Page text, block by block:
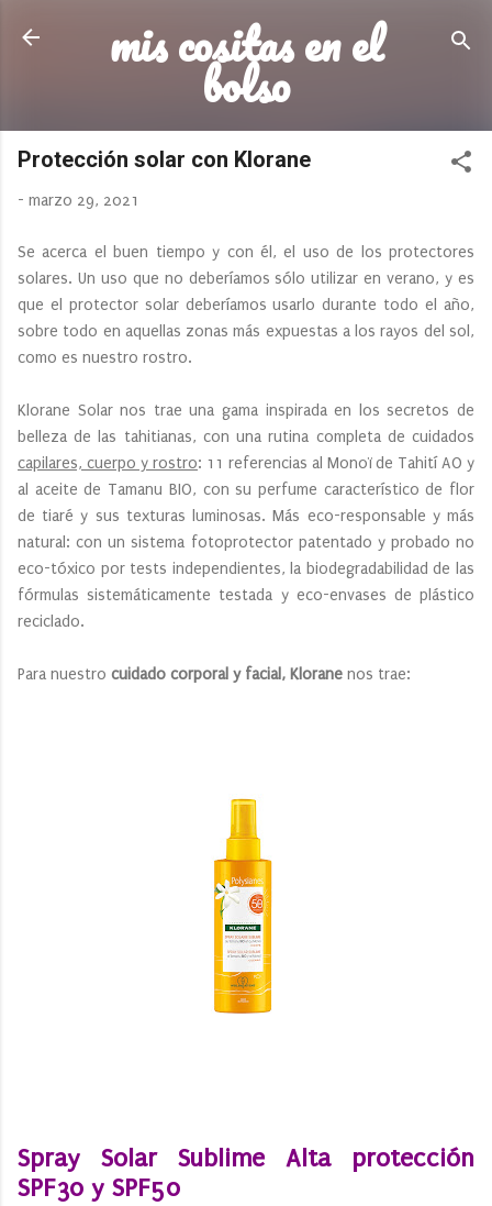
Ir al contenido principal
mis cositas en el
bolso
Protección solar con Klorane
- marzo 29, 2021
Se acerca el buen tiempo y con él, el uso de los protectores
solares. Un uso que no deberíamos sólo utilizar en verano, y es
que el protector solar deberíamos usarlo durante todo el año,
sobre todo en aquellas zonas más expuestas a los rayos del sol,
como es nuestro rostro.
Klorane Solar nos trae una gama inspirada en los secretos de
belleza de las tahitianas, con una rutina completa de cuidados
capilares, cuerpo y rostro: 11 referencias al Monoï de Tahití AO y
al aceite de Tamanu BIO, con su perfume característico de flor
de tiaré y sus texturas luminosas. Más eco-responsable y más
natural: con un sistema fotoprotector patentado y probado no
eco-tóxico por tests independientes, la biodegradabilidad de las
fórmulas sistemáticamente testada y eco-envases de plástico
reciclado.
Para nuestro cuidado corporal y facial, Klorane nos trae:
Spray Solar Sublime Alta protección
SPF30 y SPF50